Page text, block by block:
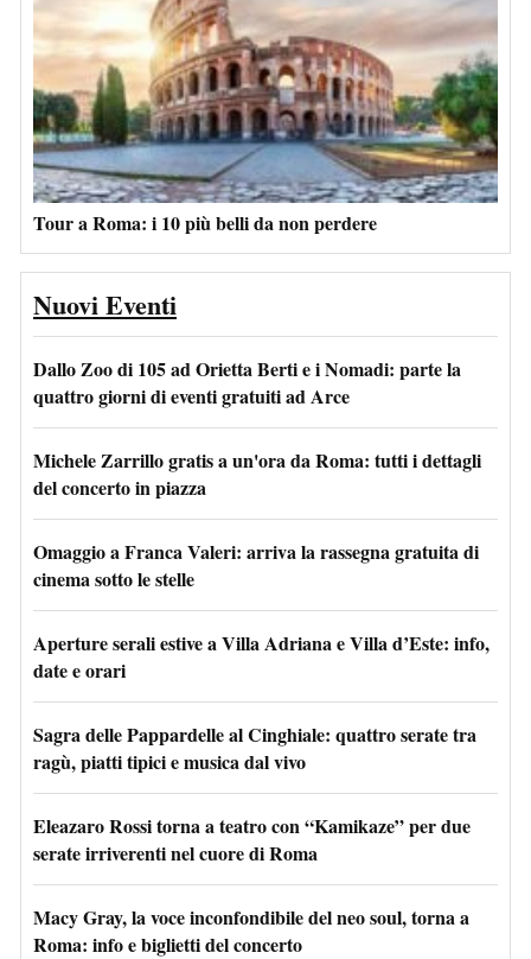
Tour a Roma: i 10 più belli da non perdere
Nuovi Eventi
Dallo Zoo di 105 ad Orietta Berti e i Nomadi: parte la
quattro giorni di eventi gratuiti ad Arce
Michele Zarrillo gratis a un'ora da Roma: tutti i dettagli
del concerto in piazza
Omaggio a Franca Valeri: arriva la rassegna gratuita di
cinema sotto le stelle
Aperture serali estive a Villa Adriana e Villa d’Este: info,
date e orari
Sagra delle Pappardelle al Cinghiale: quattro serate tra
ragù, piatti tipici e musica dal vivo
Eleazaro Rossi torna a teatro con “Kamikaze” per due
serate irriverenti nel cuore di Roma
Macy Gray, la voce inconfondibile del neo soul, torna a
Roma: info e biglietti del concerto